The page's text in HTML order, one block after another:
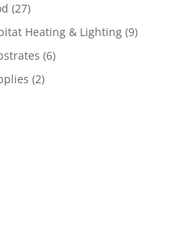
(27)
Heating & Lighting (9)
(6)
(2)